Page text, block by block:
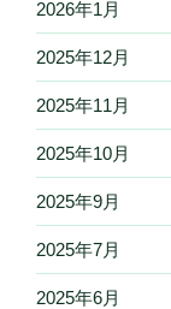
2026年1月
2025年12月
2025年11月
2025年10月
2025年9月
2025年7月
2025年6月